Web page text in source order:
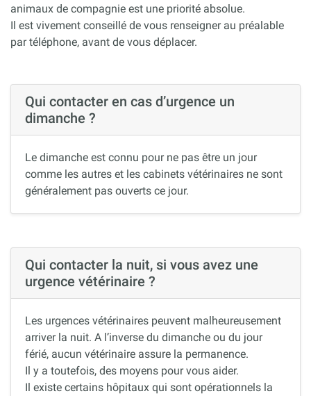
animaux de compagnie est une priorité absolue.
Il est vivement conseillé de vous renseigner au préalable
par téléphone, avant de vous déplacer.
Qui contacter en cas d’urgence un
dimanche ?
Le dimanche est connu pour ne pas être un jour
comme les autres et les cabinets vétérinaires ne sont
généralement pas ouverts ce jour.
Qui contacter la nuit, si vous avez une
urgence vétérinaire ?
Les urgences vétérinaires peuvent malheureusement
arriver la nuit. A l’inverse du dimanche ou du jour
férié, aucun vétérinaire assure la permanence.
Il y a toutefois, des moyens pour vous aider.
Il existe certains hôpitaux qui sont opérationnels la